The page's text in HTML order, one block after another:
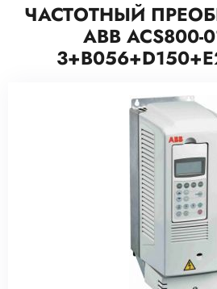
ЧАСТОТНЫЙ
ABB ACS800-